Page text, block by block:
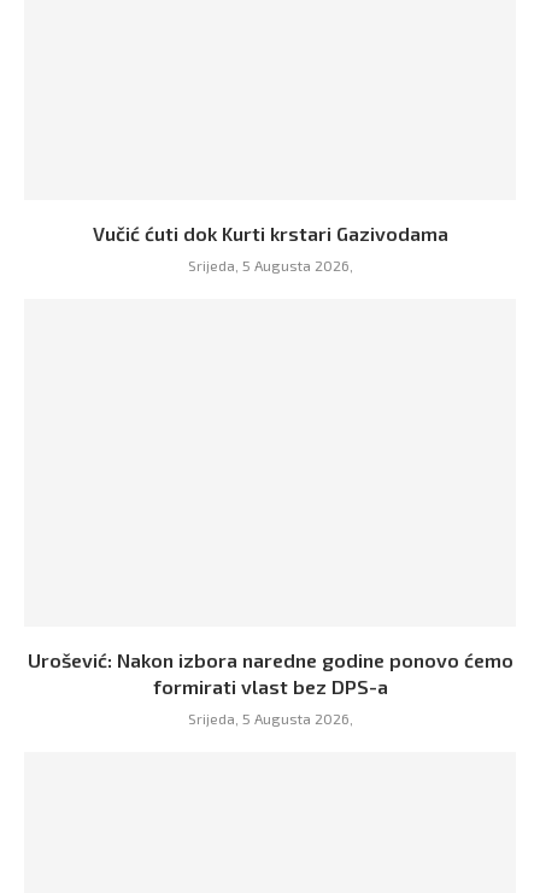
Vučić ćuti dok Kurti krstari Gazivodama
Srijeda, 5 Augusta 2026,
Urošević: Nakon izbora naredne godine ponovo ćemo
formirati vlast bez DPS-a
Srijeda, 5 Augusta 2026,